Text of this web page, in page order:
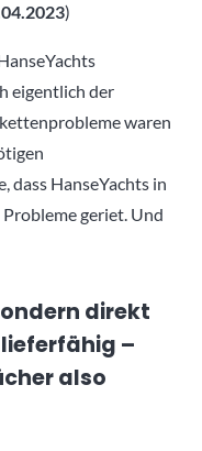
)
eigentlich der
waren
dass HanseYachts in
geriet. Und
direkt
–
also